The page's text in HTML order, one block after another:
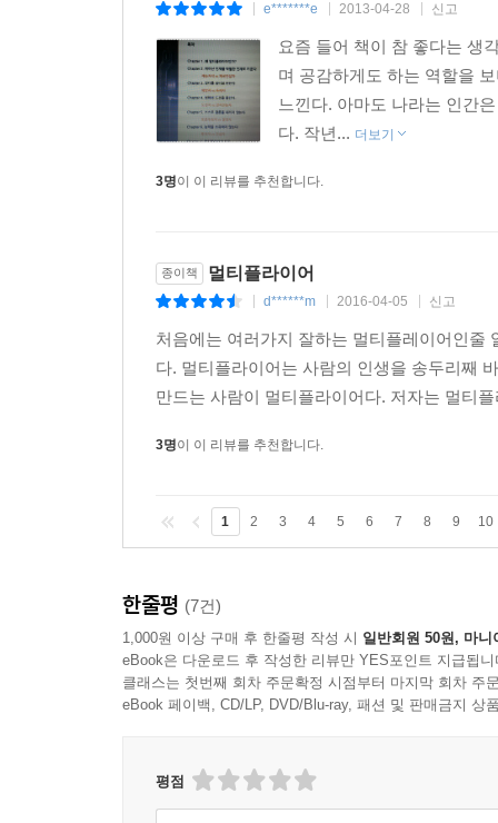
e*******e 2013-04-28 신고
요즘 들어 책이 참 좋다는 생
며 공감하게도 하는 역할을
느낀다. 아마도 나라는 인간
다. 작년... 더보기
3명이 이 리뷰를 추천합니다.
종이책 멀티플라이어
d******m 2016-04-05 신고
처음에는 여러가지 잘하는 멀티플레이어인줄
다. 멀티플라이어는 사람의 인생을 송두리째
만드는 사람이 멀티플라이어다. 저자는 멀티
3명이 이 리뷰를 추천합니다.
1 2 3 4 5 6 7 8 9 10
한줄평 (7건)
1,000원 이상 구매 후 한줄평 작성 시 일반회원 50원, 마니
eBook은 다운로드 후 작성한 리뷰만 YES포인트 지급됩니
클래스는 첫번째 회차 주문확정 시점부터 마지막 회차 주
eBook 페이백, CD/LP, DVD/Blu-ray, 패션 및 판매금지 상
평점